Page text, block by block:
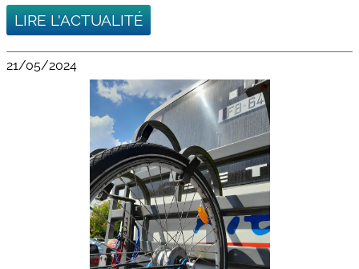
LIRE L'ACTUALITÉ
21/05/2024